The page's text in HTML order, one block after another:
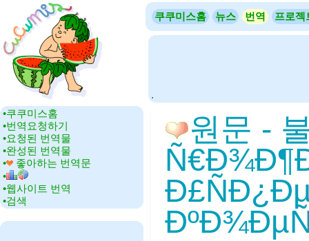
쿠쿠미스홈 뉴스 번역 프로젝
.
•‎쿠쿠미스홈
•‎번역요청하기
•‎요청된 번역물
•‎완성된 번역물
•‎
좋아하는 번역문
•‎
•‎웹사이트 번역
•‎검색
원문 -